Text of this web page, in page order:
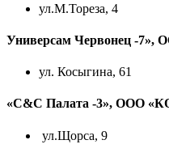
ул.М.Тореза, 4
Универсам Червонец -
ул. Косыгина, 61
«C&C Палата -3», ООО
ул.Щорса, 9